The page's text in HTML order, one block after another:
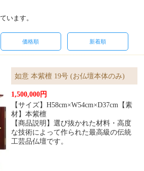
います。
価格順 新着順
如意 本紫檀 19号 (お仏壇本体のみ)
1,500,000円
【サイズ】H58cm×W54cm×D37cm【素
材】本紫檀
【商品説明】選び抜かれた材料・高度
な技術によって作られた最高級の伝統
工芸品仏壇です。